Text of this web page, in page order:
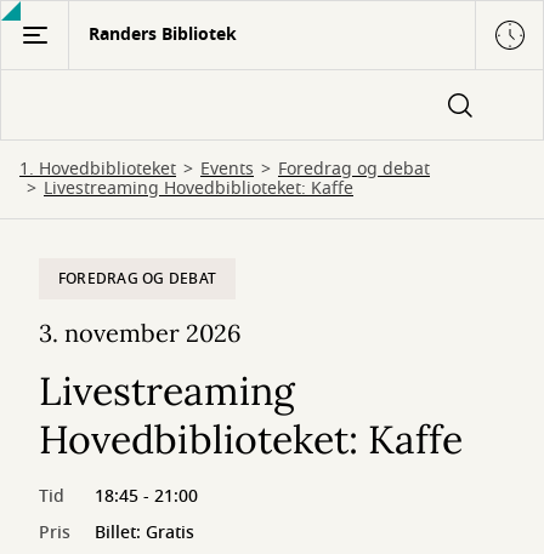
Gå
hovedindhold
Randers Bibliotek
1. Hovedbiblioteket Events Foredrag og debat
Livestreaming Hovedbiblioteket: Kaffe
FOREDRAG OG DEBAT
3. november 2026
Livestreaming
Hovedbiblioteket: Kaffe
Tid
18:45 - 21:00
Pris
Billet: Gratis